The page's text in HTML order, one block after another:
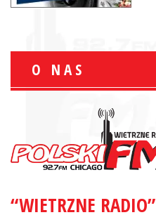
O NAS
“WIETRZNE RADIO”